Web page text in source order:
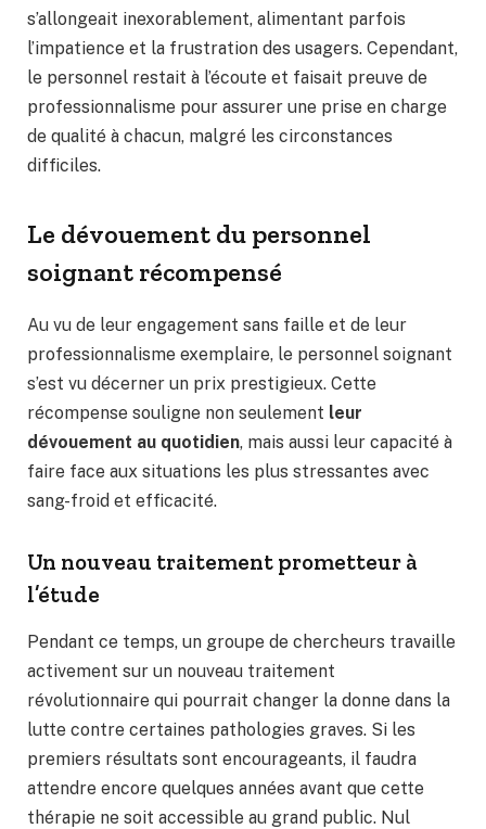
s’allongeait inexorablement, alimentant parfois
l’impatience et la frustration des usagers. Cependant,
le personnel restait à l’écoute et faisait preuve de
professionnalisme pour assurer une prise en charge
de qualité à chacun, malgré les circonstances
difficiles.
Le dévouement du personnel
soignant récompensé
Au vu de leur engagement sans faille et de leur
professionnalisme exemplaire, le personnel soignant
s’est vu décerner un prix prestigieux. Cette
récompense souligne non seulement leur
dévouement au quotidien, mais aussi leur capacité à
faire face aux situations les plus stressantes avec
sang-froid et efficacité.
Un nouveau traitement prometteur à
l’étude
Pendant ce temps, un groupe de chercheurs travaille
activement sur un nouveau traitement
révolutionnaire qui pourrait changer la donne dans la
lutte contre certaines pathologies graves. Si les
premiers résultats sont encourageants, il faudra
attendre encore quelques années avant que cette
thérapie ne soit accessible au grand public. Nul